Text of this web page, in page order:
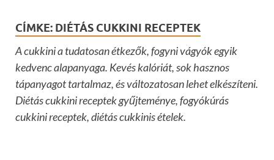
CÍMKE: DIÉTÁS CUKKINI RECEPTEK
A cukkini a tudatosan étkezők, fogyni vágyók egyik
kedvenc alapanyaga. Kevés kalóriát, sok hasznos
tápanyagot tartalmaz, és változatosan lehet elkészíteni.
Diétás cukkini receptek gyűjteménye, fogyókúrás
cukkini receptek, diétás cukkinis ételek.